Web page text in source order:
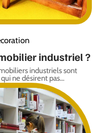
industriel ?
industriels sont
ne désirent pas…